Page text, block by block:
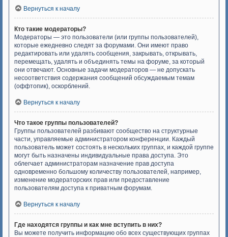
Вернуться к началу
Кто такие модераторы?
Модераторы — это пользователи (или группы пользователей),
которые ежедневно следят за форумами. Они имеют право
редактировать или удалять сообщения, закрывать, открывать,
перемещать, удалять и объединять темы на форуме, за который
они отвечают. Основные задачи модераторов — не допускать
несоответствия содержания сообщений обсуждаемым темам
(оффтопик), оскорблений.
Вернуться к началу
Что такое группы пользователей?
Группы пользователей разбивают сообщество на структурные
части, управляемые администратором конференции. Каждый
пользователь может состоять в нескольких группах, и каждой группе
могут быть назначены индивидуальные права доступа. Это
облегчает администраторам назначение прав доступа
одновременно большому количеству пользователей, например,
изменение модераторских прав или предоставление
пользователям доступа к приватным форумам.
Вернуться к началу
Где находятся группы и как мне вступить в них?
Вы можете получить информацию обо всех существующих группах